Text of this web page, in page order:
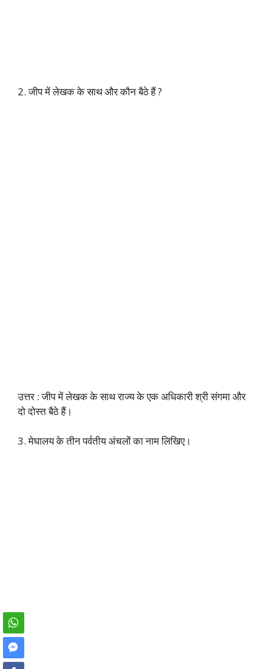
2. जीप में लेखक के साथ और कौन बैठे हैं ?
उत्तर : जीप में लेखक के साथ राज्य के एक अधिकारी श्री संगमा और
दो दोस्त बैठे हैं।
3. मेघालय के तीन पर्वतीय अंचलों का नाम लिखिए।